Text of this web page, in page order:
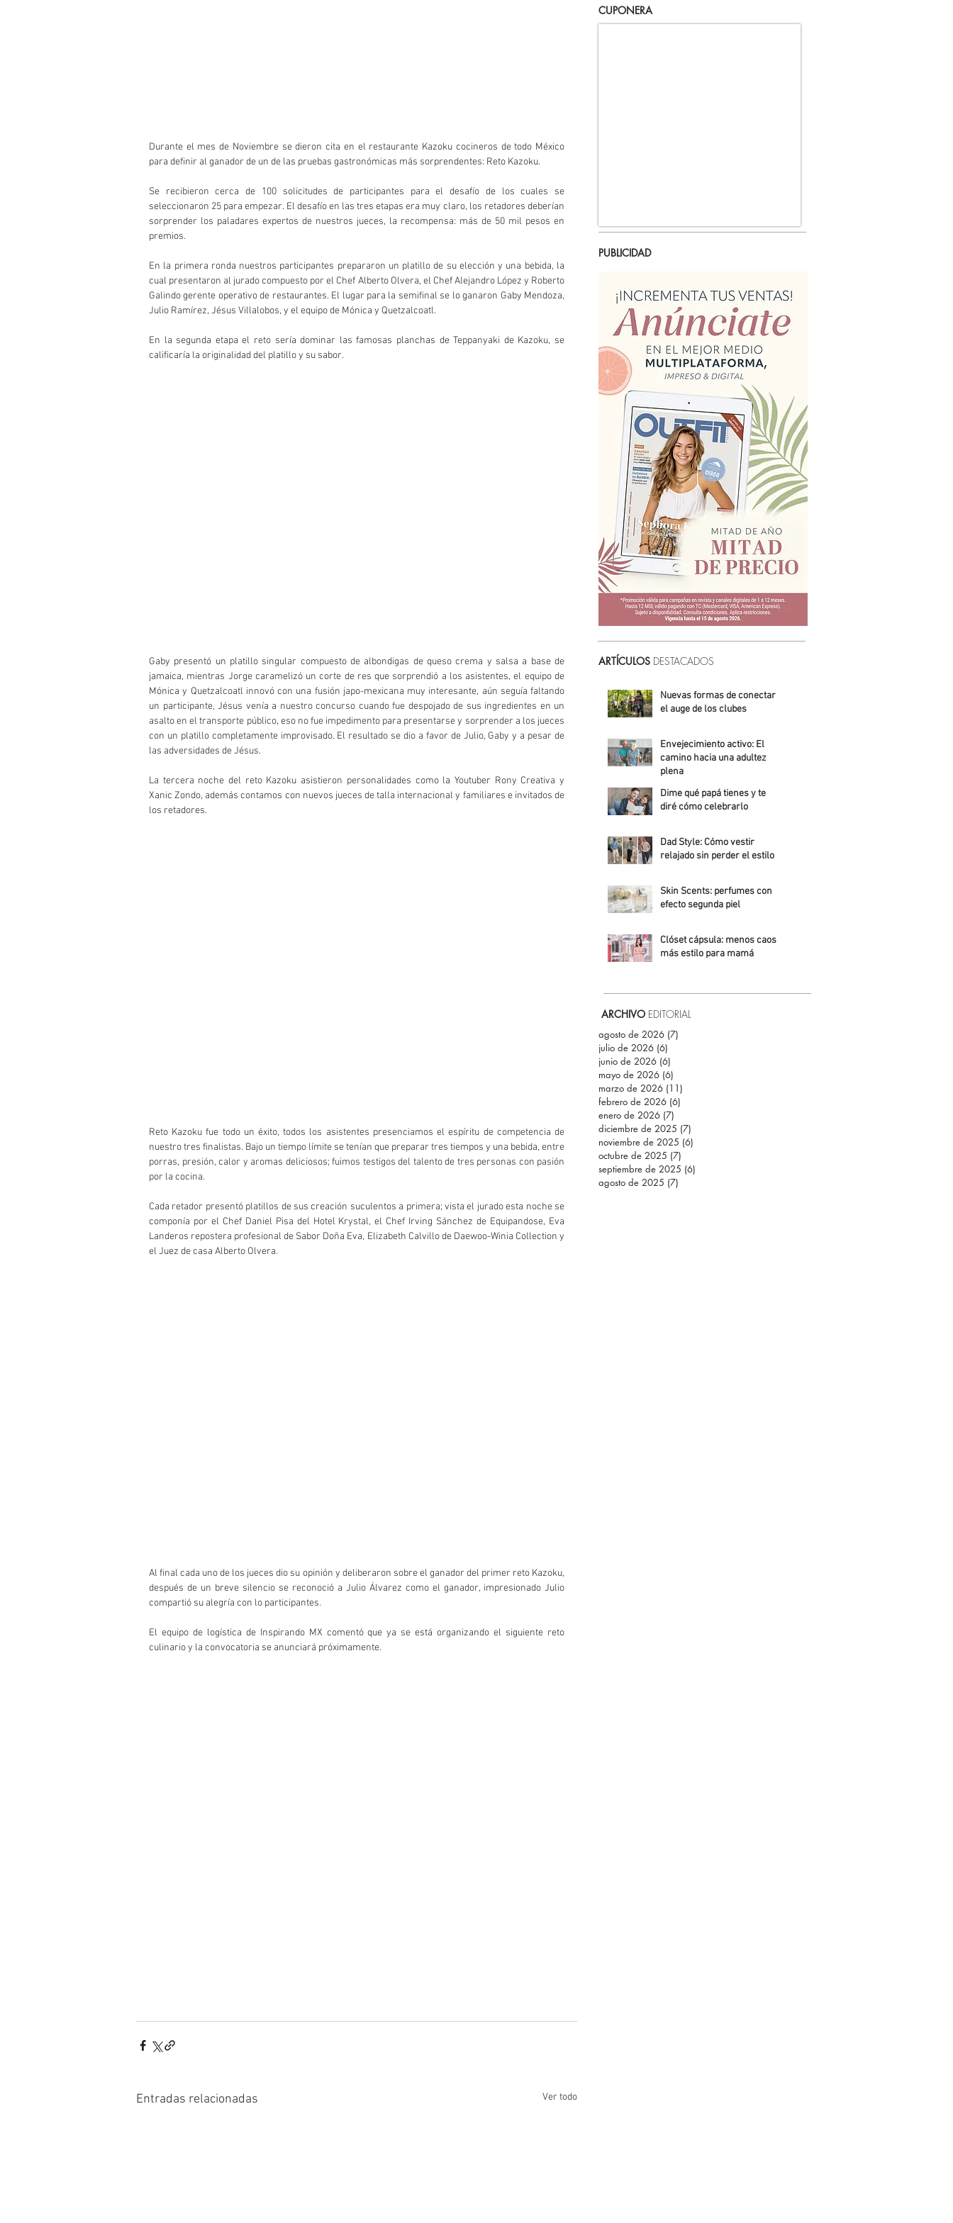
Durante el mes de Noviembre se dieron cita en el restaurante Kazoku cocineros de todo México
para definir al ganador de un de las pruebas gastronómicas más sorprendentes: Reto Kazoku.
Se recibieron cerca de 100 solicitudes de participantes para el desafío de los cuales se
seleccionaron 25 para empezar. El desafío en las tres etapas era muy claro, los retadores deberían
sorprender los paladares expertos de nuestros jueces, la recompensa: más de 50 mil pesos en
premios.
En la primera ronda nuestros participantes prepararon un platillo de su elección y una bebida, la
cual presentaron al jurado compuesto por el Chef Alberto Olvera, el Chef Alejandro López y Roberto
Galindo gerente operativo de restaurantes. El lugar para la semifinal se lo ganaron Gaby Mendoza,
Julio Ramírez, Jésus Villalobos, y el equipo de Mónica y Quetzalcoatl.
En la segunda etapa el reto sería dominar las famosas planchas de Teppanyaki de Kazoku, se
calificaría la originalidad del platillo y su sabor.
Gaby presentó un platillo singular compuesto de albondigas de queso crema y salsa a base de
jamaica, mientras Jorge caramelizó un corte de res que sorprendió a los asistentes, el equipo de
Mónica y Quetzalcoatl innovó con una fusión japo-mexicana muy interesante, aún seguía faltando
un participante, Jésus venía a nuestro concurso cuando fue despojado de sus ingredientes en un
asalto en el transporte público, eso no fue impedimento para presentarse y sorprender a los jueces
con un platillo completamente improvisado. El resultado se dio a favor de Julio, Gaby y a pesar de
las adversidades de Jésus.
La tercera noche del reto Kazoku asistieron personalidades como la Youtuber Rony Creativa y
Xanic Zondo, además contamos con nuevos jueces de talla internacional y familiares e invitados de
los retadores.
Reto Kazoku fue todo un éxito, todos los asistentes presenciamos el espíritu de competencia de
nuestro tres finalistas. Bajo un tiempo límite se tenían que preparar tres tiempos y una bebida, entre
porras, presión, calor y aromas deliciosos; fuimos testigos del talento de tres personas con pasión
por la cocina.
Cada retador presentó platillos de sus creación suculentos a primera; vista el jurado esta noche se
componía por el Chef Daniel Pisa del Hotel Krystal, el Chef Irving Sánchez de Equipandose, Eva
Landeros repostera profesional de Sabor Doña Eva, Elizabeth Calvillo de Daewoo-Winia Collection y
el Juez de casa Alberto Olvera.
Al final cada uno de los jueces dio su opinión y deliberaron sobre el ganador del primer reto Kazoku,
después de un breve silencio se reconoció a Julio Álvarez como el ganador, impresionado Julio
compartió su alegría con lo participantes.
El equipo de logística de Inspirando MX comentó que ya se está organizando el siguiente reto
culinario y la convocatoria se anunciará próximamente.
Entradas relacionadas Ver todo
CUPONERA
PUBLICIDAD
ARTÍCULOS DESTACADOS
Nuevas formas de conectar:
el auge de los clubes
Envejecimiento activo: El
camino hacia una adultez
plena
Alejandra Roldán
Dime qué papá tienes y te
diré cómo celebrarlo
Dad Style: Cómo vestir
relajado sin perder el estilo
Skin Scents: perfumes con
efecto segunda piel
Clóset cápsula: menos caos,
más estilo para mamá
ARCHIVO EDITORIAL
agosto de 2026 (7)
julio de 2026 (6)
junio de 2026 (6)
mayo de 2026 (6)
marzo de 2026 (11)
febrero de 2026 (6)
enero de 2026 (7)
diciembre de 2025 (7)
noviembre de 2025 (6)
octubre de 2025 (7)
septiembre de 2025 (6)
agosto de 2025 (7)